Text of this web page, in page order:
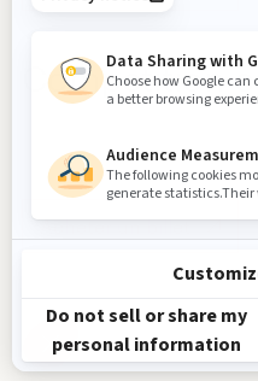
Compétition
Acheter un billet